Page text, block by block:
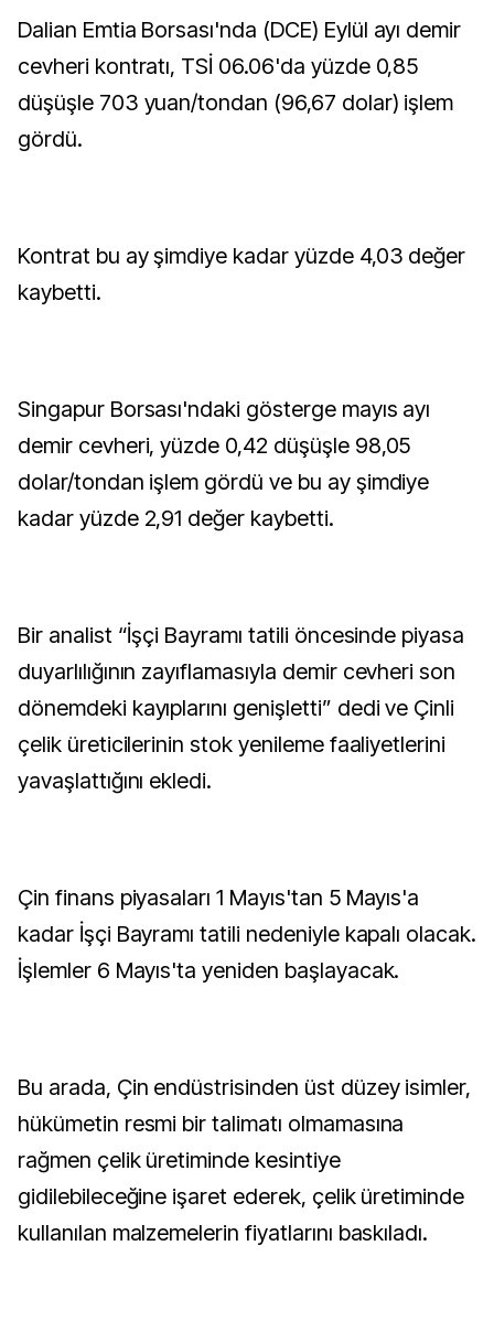
Dalian Emtia Borsası'nda (DCE) Eylül ayı demir
cevheri kontratı, TSİ 06.06'da yüzde 0,85
düşüşle 703 yuan/tondan (96,67 dolar) işlem
gördü.
Kontrat bu ay şimdiye kadar yüzde 4,03 değer
kaybetti.
Singapur Borsası'ndaki gösterge mayıs ayı
demir cevheri, yüzde 0,42 düşüşle 98,05
dolar/tondan işlem gördü ve bu ay şimdiye
kadar yüzde 2,91 değer kaybetti.
Bir analist “İşçi Bayramı tatili öncesinde piyasa
duyarlılığının zayıflamasıyla demir cevheri son
dönemdeki kayıplarını genişletti” dedi ve Çinli
çelik üreticilerinin stok yenileme faaliyetlerini
yavaşlattığını ekledi.
Çin finans piyasaları 1 Mayıs'tan 5 Mayıs'a
kadar İşçi Bayramı tatili nedeniyle kapalı olacak.
İşlemler 6 Mayıs'ta yeniden başlayacak.
Bu arada, Çin endüstrisinden üst düzey isimler,
hükümetin resmi bir talimatı olmamasına
rağmen çelik üretiminde kesintiye
gidilebileceğine işaret ederek, çelik üretiminde
kullanılan malzemelerin fiyatlarını baskıladı.